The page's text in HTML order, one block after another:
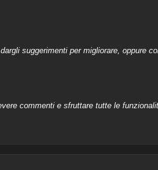
suggerimenti per migliorare, oppure
commenti e sfruttare tutte le